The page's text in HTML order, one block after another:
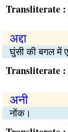
:
अद्दा
घुंसी की बगल में
:
अनी
नोंक।